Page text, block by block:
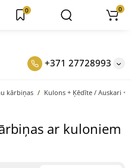
+371 27728993
0 0
kārbiņas Kulons + Ķēdīte / Auskari +
ar kuloniem